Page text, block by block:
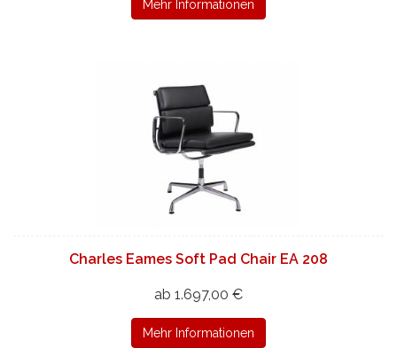
Mehr Informationen
Charles Eames Soft Pad Chair EA 208
ab 1.697,00 €
Mehr Informationen